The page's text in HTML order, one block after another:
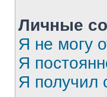
Личные
Я не могу
Я
Я получил